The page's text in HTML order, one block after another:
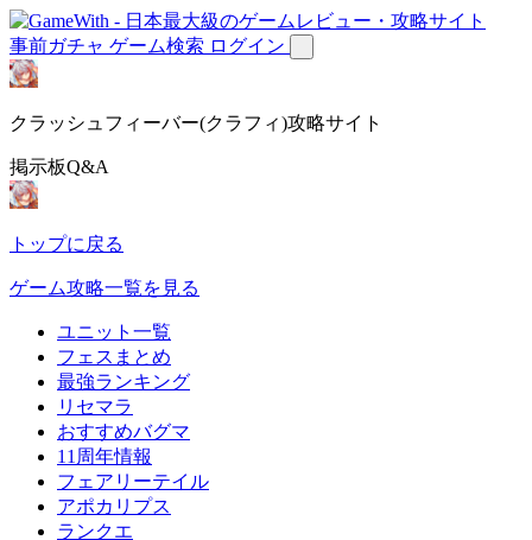
事前ガチャ ゲーム検索 ログイン
クラッシュフィーバー(クラフィ)攻略サイト
掲示板Q&A
トップに戻る
ゲーム攻略一覧を見る
ユニット一覧
フェスまとめ
最強ランキング
リセマラ
おすすめバグマ
11周年情報
フェアリーテイル
アポカリプス
ランクエ